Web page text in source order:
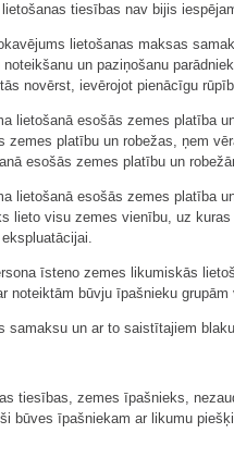
tiesības nav bijis
lietošanas maksas
un paziņošanu
novērst, ievērojot pienācīgu
lietošanā esošās zemes platība
platību un robežas, ņem
esošās zemes platību un
lietošanā esošās zemes platība
lieto visu zemes vienību, uz
īsteno zemes likumiskās
noteiktām būvju īpašnieku
un ar to saistītajiem
tiesības, zemes īpašnieks,
būves īpašniekam ar likumu